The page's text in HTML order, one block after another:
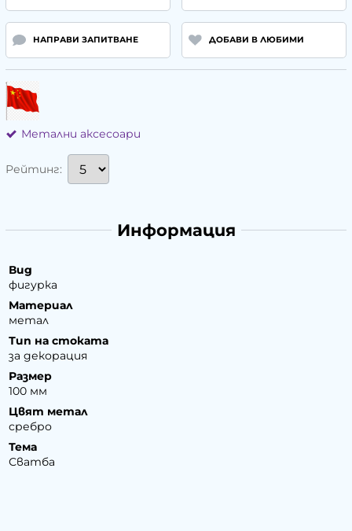
НАПРАВИ ЗАПИТВАНЕ ДОБАВИ В ЛЮБИМИ
Метални аксесоари
Рейтинг:
Информация
Вид
фигурка
Материал
метал
Тип на стоката
за декорация
Размер
100 мм
Цвят метал
сребро
Тема
Сватба